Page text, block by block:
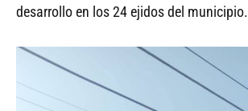
desarrollo en los 24 ejidos del municipio.